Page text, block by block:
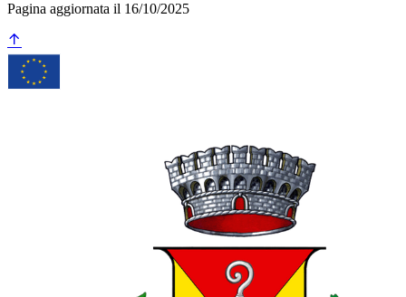
Pagina aggiornata il 16/10/2025